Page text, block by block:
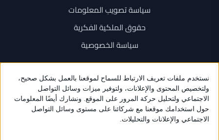
سياسة تصويب المعلومات
حقوق الملكية الفكرية
سياسة الخصوصية
اتصل بنا
+962 6 534 1777
+962 79 202 7000